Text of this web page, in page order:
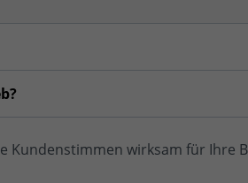
Kundenstimmen wirksam für Ihre